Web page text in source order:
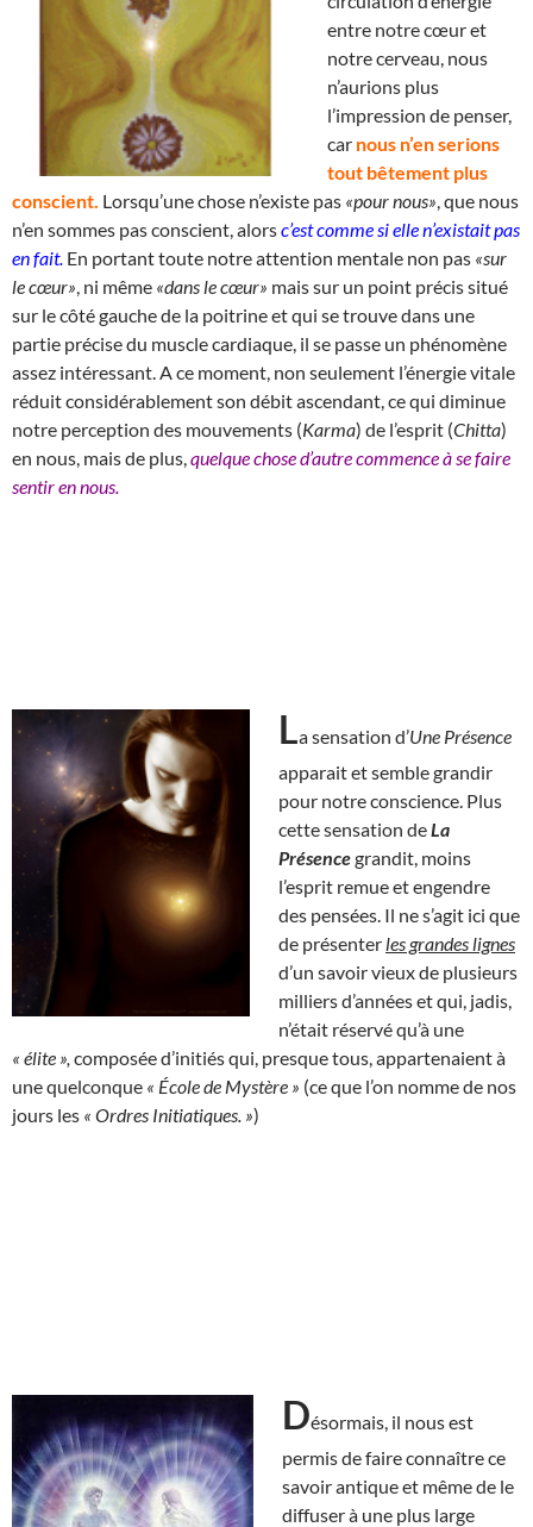
entre notre cœur et
notre cerveau, nous
n’aurions plus
l’impression de penser,
car nous n’en serions
tout bêtement plus
conscient. Lorsqu’une chose n’existe pas «pour nous» , que nous
n’en sommes pas conscient, alorsc’est comme si elle n’existait pas
en fait. En portant toute notre attention mentale non pas «sur
le cœur» , ni même «dans le cœur» mais sur un point précis situé
sur le côté gauche de la poitrine et qui se trouve dans une
partie précise du muscle cardiaque, il se passe un phénomène
assez intéressant. A ce moment, non seulement l’énergie vitale
réduit considérablement son débit ascendant, ce qui diminue
notre perception des mouvements (Karma) de l’esprit (Chitta)
en nous, mais de plus, quelque chose d’autre commence à se faire
sentir en nous.
La sensation d’Une Présence
apparait et semble grandir
pour notre conscience. Plus
cette sensation deLa
Présencegrandit, moins
l’esprit remue et engendre
des pensées. Il ne s’agit ici que
de présenter les grandes lignes
d’un savoir vieux de plusieurs
milliers d’années et qui, jadis,
n’était réservé qu’à une
« élite », composée d’initiés qui, presque tous, appartenaient à
une quelconque « École de Mystère » (ce que l’on nomme de nos
jours les « Ordres Initiatiques. »)
Désormais, il nous est
permis de faire connaître ce
savoir antique et même de le
diffuser à une plus large